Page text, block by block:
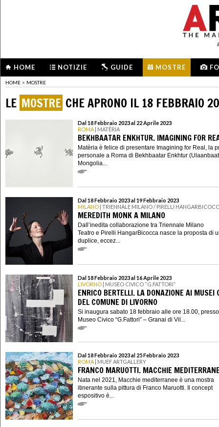
HOME NOTIZIE GUIDE MOSTRE
HOME > MOSTRE
LE MOSTRE CHE APRONO IL 18 FEBBRAIO
Dal 18 Febbraio 2023 al 22 Aprile 2023
ROMA | MATÈRIA
BEKHBAATAR ENKHTUR. IMAGINING FOR
Matèria è felice di presentare Imagining for Real, la
personale a Roma di Bekhbaatar Enkhtur
Mongolia...
Dal 18 Febbraio 2023 al 19 Febbraio 2023
MILANO | TRIENNALE MILANO / PIRELLI
MEREDITH MONK A MILANO
Dall’inedita collaborazione tra Triennale Milano
Teatro e Pirelli HangarBicocca nasce la proposta di
duplice, eccez...
Dal 18 Febbraio 2023 al 16 Aprile 2023
LIVORNO | MUSEO CIVICO “G.FATTORI”
ENRICO BERTELLI. LA DONAZIONE AI MUSEI
DEL COMUNE DI LIVORNO
Si inaugura sabato 18 febbraio alle ore 18.00,
Museo Civico “G.Fattori” – Granai di Vil...
Dal 18 Febbraio 2023 al 25 Febbraio 2023
ROMA | MUEF ARTGALLERY
FRANCO MARUOTTI. MACCHIE
Nata nel 2021, Macchie mediterranee è una mostra
itinerante sulla pittura di Franco Maruotti. Il concept
espositivo è...